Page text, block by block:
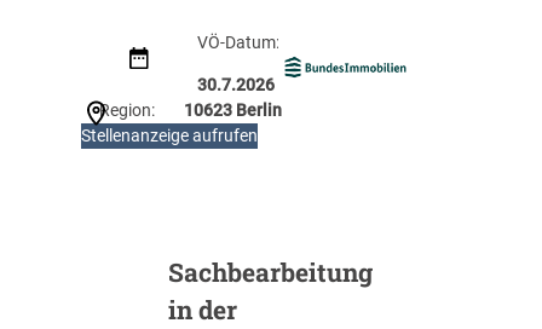
VÖ-Datum:
30.7.2026
Region:
10623 Berlin
Stellenanzeige aufrufen
e
Sachbearbeitung
in der